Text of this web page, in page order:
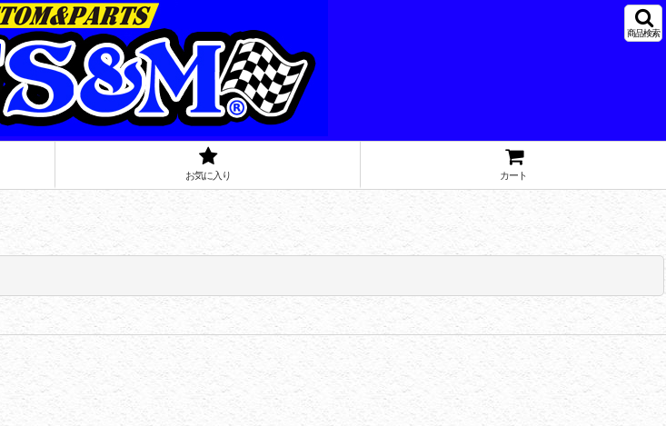
商品検索
お気に入り カート